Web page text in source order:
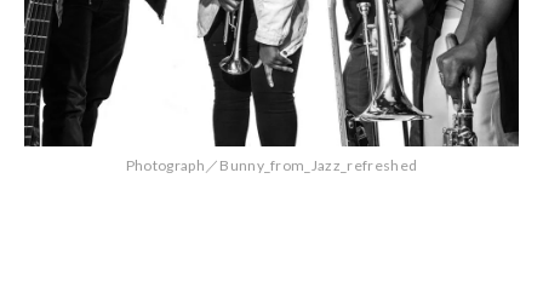
Photograph／Bunny_from_Jazz_refreshed